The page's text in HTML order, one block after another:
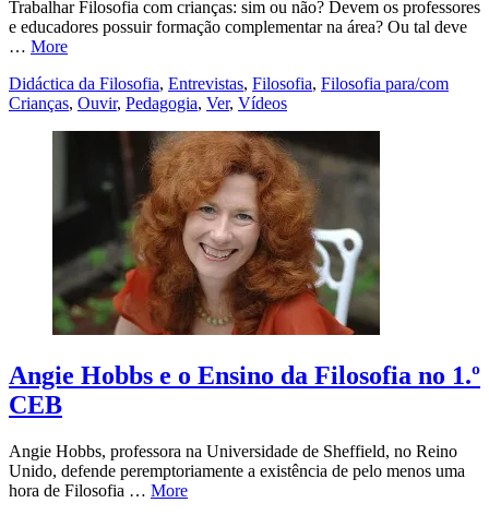
Trabalhar Filosofia com crianças: sim ou não? Devem os professores
e educadores possuir formação complementar na área? Ou tal deve
… More
Didáctica da Filosofia, Entrevistas, Filosofia, Filosofia para/com
Crianças, Ouvir, Pedagogia, Ver, Vídeos
Angie Hobbs e o Ensino da Filosofia no 1.º
CEB
Angie Hobbs, professora na Universidade de Sheffield, no Reino
Unido, defende peremptoriamente a existência de pelo menos uma
hora de Filosofia … More